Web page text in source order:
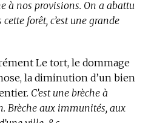
à nos provisions. On a abattu
forêt, c’est une grande
Le tort, le dommage
la diminution d’un bien
C’est une brèche à
Brèche aux immunités, aux